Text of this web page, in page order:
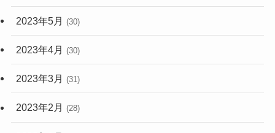
2023年5月 (30)
2023年4月 (30)
2023年3月 (31)
2023年2月 (28)